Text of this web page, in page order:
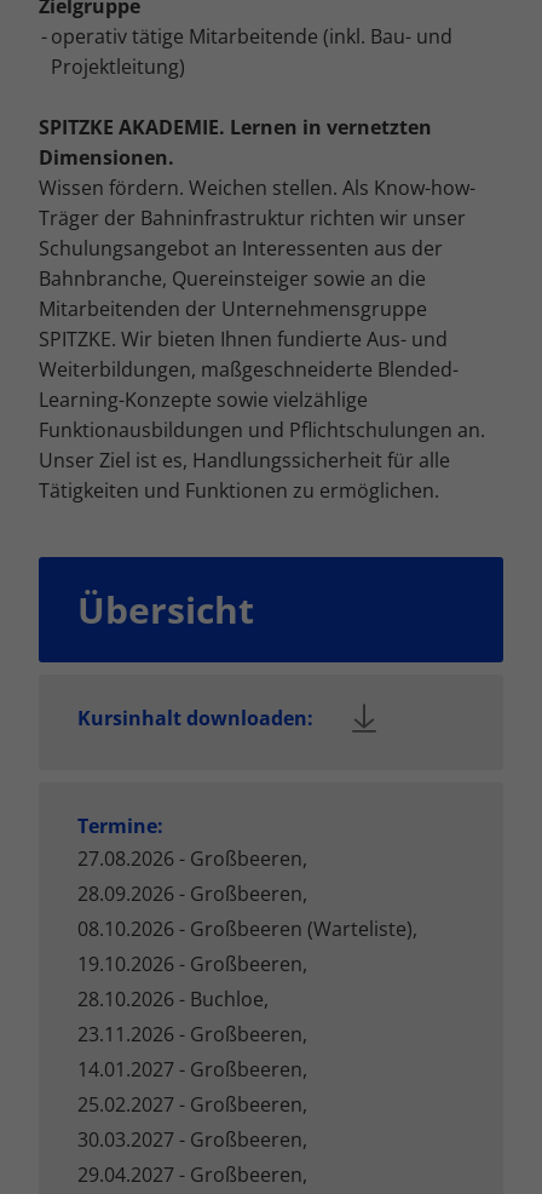
Zielgruppe
operativ tätige Mitarbeitende (inkl. Bau- und
Projektleitung)
SPITZKE AKADEMIE. Lernen in vernetzten
Dimensionen.
Wissen fördern. Weichen stellen. Als Know-how-
Träger der Bahninfrastruktur richten wir unser
Schulungsangebot an Interessenten aus der
Bahnbranche, Quereinsteiger sowie an die
Mitarbeitenden der Unternehmensgruppe
SPITZKE. Wir bieten Ihnen fundierte Aus- und
Weiterbildungen, maßgeschneiderte Blended-
Learning-Konzepte sowie vielzählige
Funktionausbildungen und Pflichtschulungen an.
Unser Ziel ist es, Handlungssicherheit für alle
Tätigkeiten und Funktionen zu ermöglichen.
Übersicht
Kursinhalt downloaden:
Termine:
27.08.2026 - Großbeeren,
28.09.2026 - Großbeeren,
08.10.2026 - Großbeeren (Warteliste),
19.10.2026 - Großbeeren,
28.10.2026 - Buchloe,
23.11.2026 - Großbeeren,
14.01.2027 - Großbeeren,
25.02.2027 - Großbeeren,
30.03.2027 - Großbeeren,
29.04.2027 - Großbeeren,
Marketing (4)
verwendet, um personalisierte Werbung anzuzeigen. Sie tun dies, indem
sie Besucher über Websites hinweg verfolgen.
Externe Medien (5)
Inhalte von Videoplattformen und Social-Media-Plattformen werden
standardmäßig blockiert. Wenn Cookies von externen Medien akzeptiert
werden, bedarf der Zugriff auf diese Inhalte keiner manuellen
Einwilligung mehr.
Cookie-Informationen anzeigen
Datenschutzerklärung